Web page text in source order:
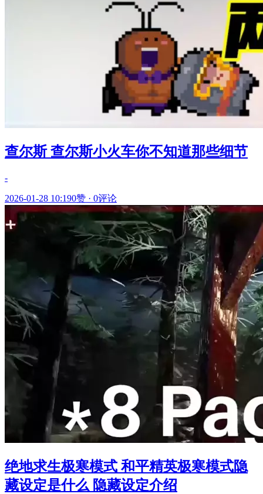
查尔斯 查尔斯小火车你不知道那些细节
-
2026-01-28 10:190赞 · 0评论
绝地求生极寒模式 和平精英极寒模式隐
藏设定是什么 隐藏设定介绍